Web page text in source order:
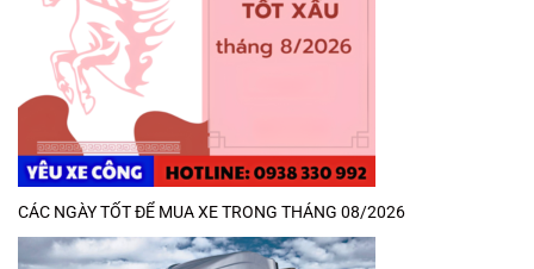
CÁC NGÀY TỐT ĐỂ MUA XE TRONG THÁNG 08/2026